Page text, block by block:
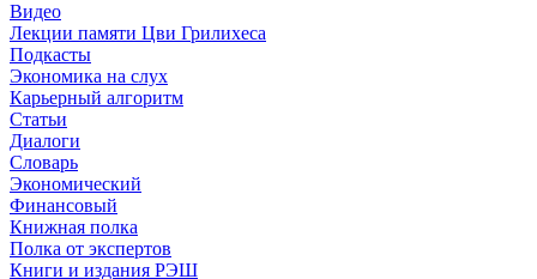
Видео
Лекции памяти Цви Грилихеса
Подкасты
Экономика на слух
Карьерный алгоритм
Статьи
Диалоги
Словарь
Экономический
Финансовый
Книжная полка
Полка от экспертов
Книги и издания РЭШ